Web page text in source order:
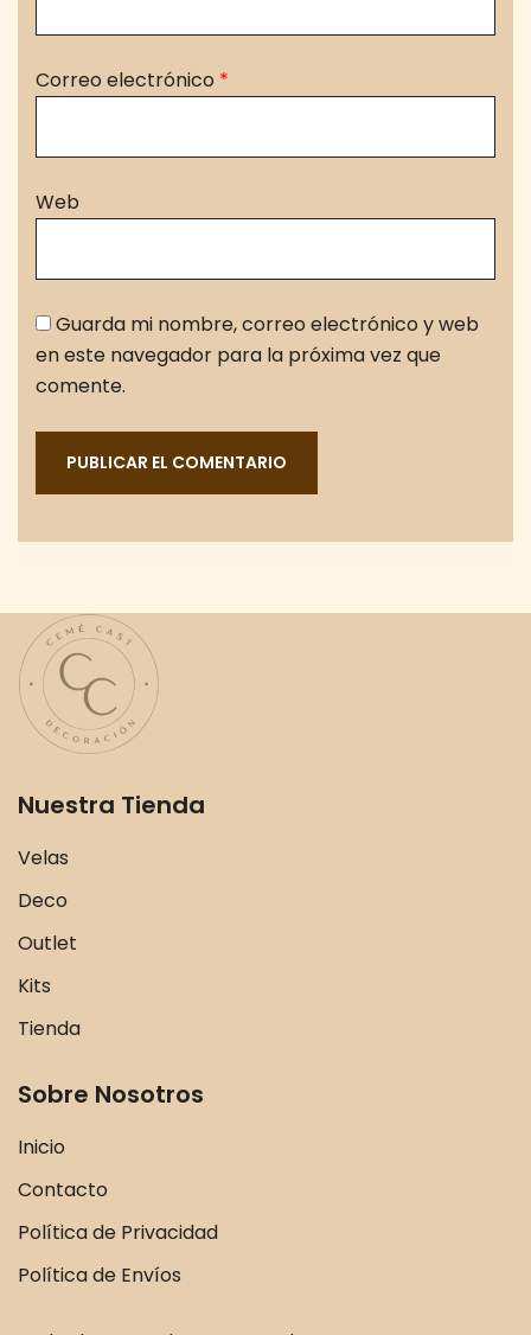
Correo electrónico *
Web
Guarda mi nombre, correo electrónico y web
en este navegador para la próxima vez que
comente.
Nuestra Tienda
Velas
Deco
Outlet
Kits
Tienda
Sobre Nosotros
Inicio
Contacto
Política de Privacidad
Política de Envíos